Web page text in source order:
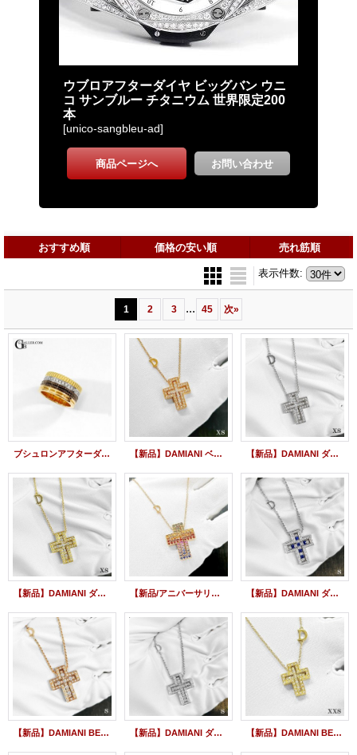
おすすめ順 価格の安い順 売れ筋順
表示件数:
1 2 3 ... 45 次»
ブシュロンアフターダイヤ | キャトル クラシック リング ラージ ダイヤモンド 【新品】DAMIANI ベルエポック XS K18 ピンクゴールドネックレス ダイヤペンダント 20083492 【新品】DAMIANI ダミアーニ ベルエポック XS ダイヤモンドネックレス K18WG 20083490
【新品】DAMIANI ダミアーニ ベルエポック ダイヤモンドネックレス XS K18YG メンズ レディース 20083491 【新品/アニバーサリーモデル】DAMIANI ダミアーニ ベルエポック ダイヤネックレス レインボー マルチカラー サファイア 18KPG 20084310 【新品】DAMIANI ダミアーニ ベルエポック ダイヤモンド サファイア ネックレス S ホワイトゴールド 20073461
【新品】DAMIANI BELLE EPOQU ベルエポック S クロス ダイヤモンドネックレス K18PG 20079802 【新品】DAMIANI ダミアーニ ベルエポック S ダイヤモンドネックレス K18WG ホワイトゴールド 20073457 【新品】DAMIANI BELLE EPOQUE XXS ゴールドネックレス ダイヤ クロスペンダント YG 20083571